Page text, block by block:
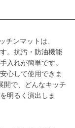
チンマットは、
。抗汚・防油機能
入れが簡単です。
心して使用できま
開で、どんなキッチ
明るく演出しま